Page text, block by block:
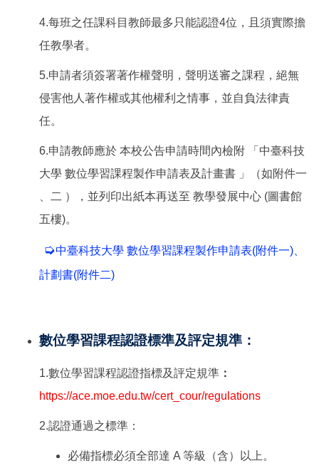
4.每班之任課科目教師最多只能認證4位，且須實際擔
任教學者。
5.申請者須簽署著作權聲明，聲明送審之課程，絕無
侵害他人著作權或其他權利之情事，並自負法律責
任。
6.申請教師應於 本校公告申請時間內檢附 「中臺科技
大學 數位學習課程製作申請表及計畫書 」（如附件一
、二 ），並列印出紙本再送至 教學發展中心 (圖書館
五樓)。
➭中臺科技大學 數位學習課程製作申請表(附件一)、
計劃書(附件二)
數位學習課程認證標準及評定規準：
1.數位學習課程認證指標及評定規準 ：
https://ace.moe.edu.tw/cert_cour/regulations
2.認證通過之標準：
必備指標必須全部達 A 等級（含）以上。